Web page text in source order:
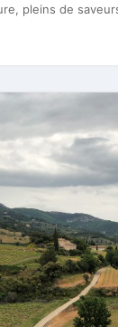
pleins de